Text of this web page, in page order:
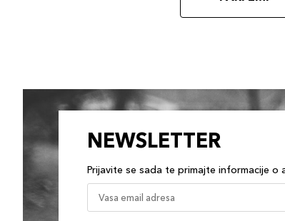
NEWSLETTER
Prijavite se sada te primajte informacije o